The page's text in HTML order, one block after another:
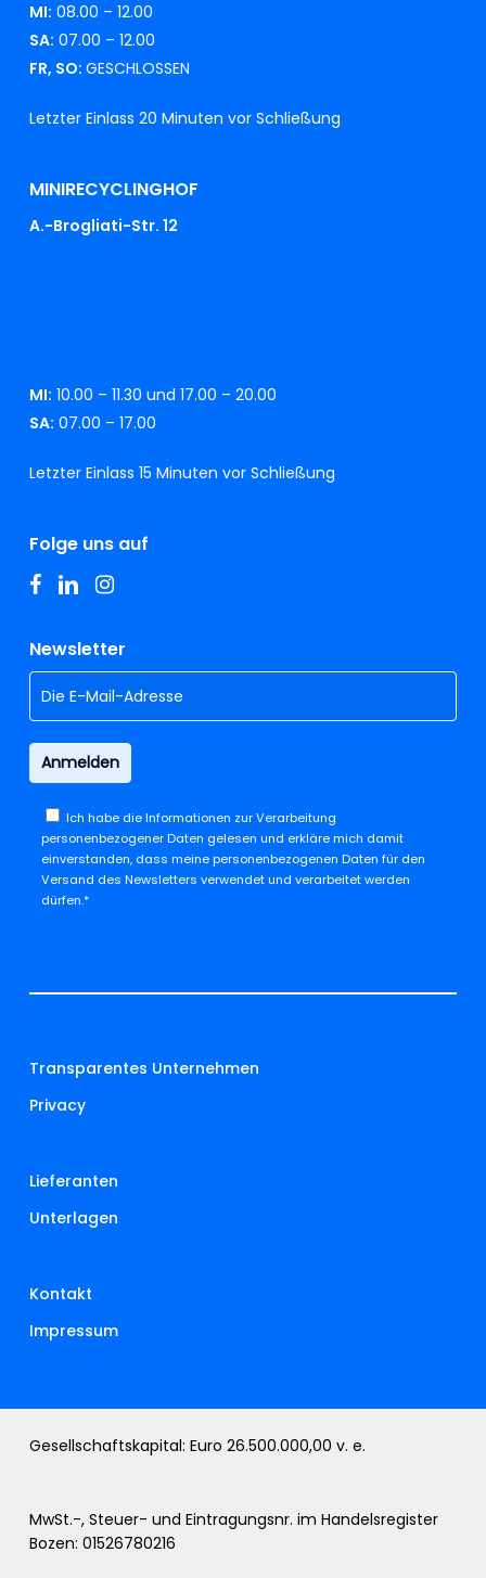
MI: 08.00 – 12.00
SA: 07.00 – 12.00
FR, SO: GESCHLOSSEN
Letzter Einlass 20 Minuten vor Schließung
MINIRECYCLINGHOF
A.-Brogliati-Str. 12
MI: 10.00 – 11.30 und 17.00 – 20.00
SA: 07.00 – 17.00
Letzter Einlass 15 Minuten vor Schließung
Folge uns auf
facebook
linkedininstagram
Newsletter
Ich habe dieInformationen zur Verarbeitung
personenbezogener Daten gelesen und erkläre mich damit
einverstanden, dass meine personenbezogenen Daten für den
Versand des Newsletters verwendet und verarbeitet werden
dürfen.*
Transparentes Unternehmen
Privacy
Lieferanten
Unterlagen
Kontakt
Impressum
Gesellschaftskapital: Euro 26.500.000,00 v. e.
MwSt.-, Steuer- und Eintragungsnr. im Handelsregister
Bozen: 01526780216